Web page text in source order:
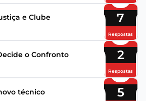
e Clube 7
Respostas
o Confronto 2
Respostas
técnico 5